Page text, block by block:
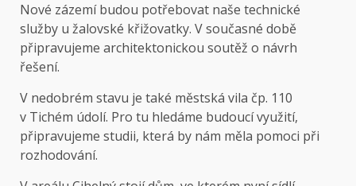
Nové zázemí budou potřebovat naše technické
služby u žalovské křižovatky. V současné době
připravujeme architektonickou soutěž o návrh
řešení.
V nedobrém stavu je také městská vila čp. 110
v Tichém údolí. Pro tu hledáme budoucí využití,
připravujeme studii, která by nám měla pomoci při
rozhodování.